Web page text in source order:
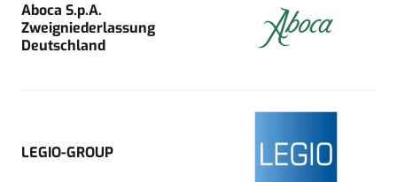
Aboca S.p.A.
Zweigniederlassung
Deutschland
LEGIO-GROUP